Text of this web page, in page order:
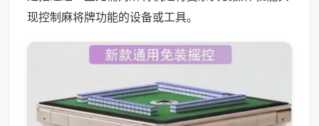
现控制麻将牌功能的设备或工具。